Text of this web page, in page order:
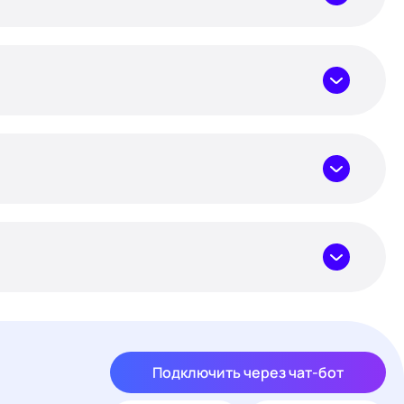
Подключить через чат-бот